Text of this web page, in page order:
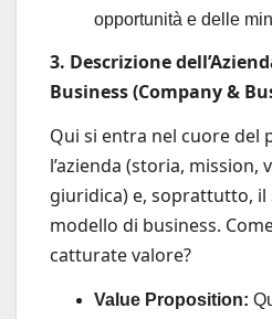
opportunità e delle
3. Descrizione
Business (Company &
Qui si entra nel cuore del
l’azienda (storia, mission,
giuridica) e, soprattutto, il
modello di business.
catturate valore?
Value Proposition: